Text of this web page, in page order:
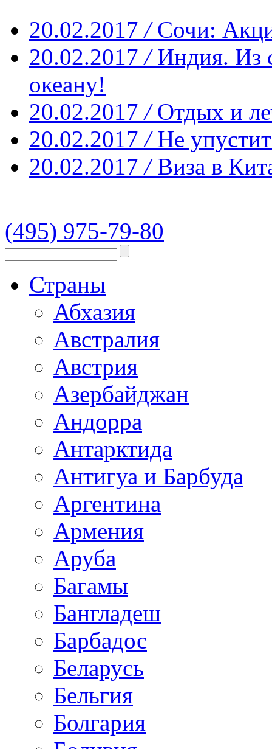
20.02.2017 / Сочи:
20.02.2017 / Индия. Из
океану!
20.02.2017 / Отдых и
20.02.2017 / Не
20.02.2017 / Виза в
(495) 975-79-80
Страны
Абхазия
Австралия
Австрия
Азербайджан
Андорра
Антарктида
Антигуа и Барбуда
Аргентина
Армения
Аруба
Багамы
Бангладеш
Барбадос
Беларусь
Бельгия
Болгария